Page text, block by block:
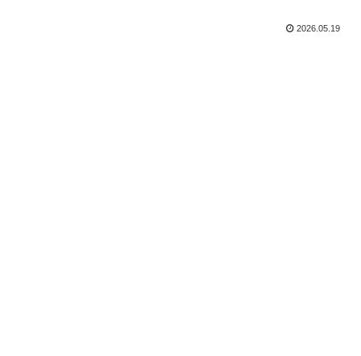
2026.05.19